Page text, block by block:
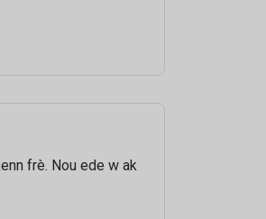
frè. Nou ede w ak